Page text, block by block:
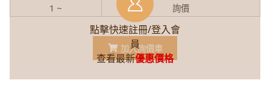
點擊快速註冊/登入會
員
查看最新優惠價格
1 ~
詢價
加入詢價車